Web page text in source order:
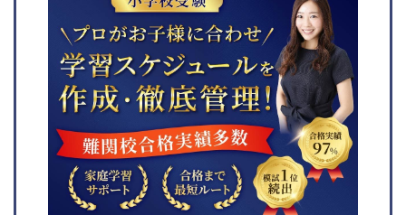
桐朋学園小学校
聖心女子学院初等科
晃華学園小学校
川村小学校
品川翔英小学校
立教女学院小学校
サレジアン国際学園目黒
星美小学校
聖ヨゼフ学園小学校
横浜国立大学教育学部附
属鎌倉小学校
横須賀学院小学校
青山学院横浜英和小学校
関東学院六浦小学校
森村学園初等部
カリタス小学校
関東学院小学校